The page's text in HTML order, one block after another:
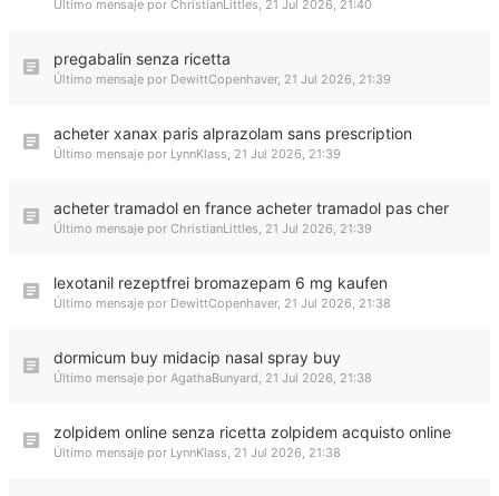
Último mensaje por ChristianLittles, 21 Jul 2026, 21:40
pregabalin senza ricetta
Último mensaje por DewittCopenhaver, 21 Jul 2026, 21:39
acheter xanax paris alprazolam sans prescription
Último mensaje por LynnKlass, 21 Jul 2026, 21:39
acheter tramadol en france acheter tramadol pas cher
Último mensaje por ChristianLittles, 21 Jul 2026, 21:39
lexotanil rezeptfrei bromazepam 6 mg kaufen
Último mensaje por DewittCopenhaver, 21 Jul 2026, 21:38
dormicum buy midacip nasal spray buy
Último mensaje por AgathaBunyard, 21 Jul 2026, 21:38
zolpidem online senza ricetta zolpidem acquisto online
Último mensaje por LynnKlass, 21 Jul 2026, 21:38